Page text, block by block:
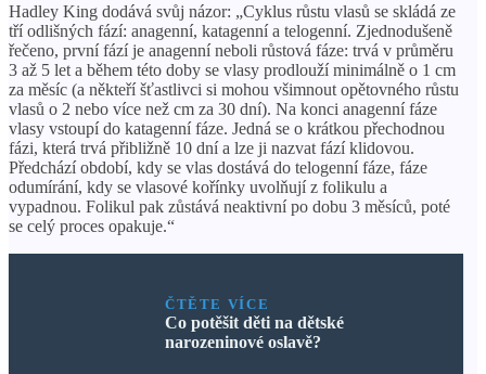
Hadley King dodává svůj názor: „Cyklus růstu vlasů se skládá ze
tří odlišných fází: anagenní, katagenní a telogenní. Zjednodušeně
řečeno, první fází je anagenní neboli růstová fáze: trvá v průměru
3 až 5 let a během této doby se vlasy prodlouží minimálně o 1 cm
za měsíc (a někteří šťastlivci si mohou všimnout opětovného růstu
vlasů o 2 nebo více než cm za 30 dní). Na konci anagenní fáze
vlasy vstoupí do katagenní fáze. Jedná se o krátkou přechodnou
fázi, která trvá přibližně 10 dní a lze ji nazvat fází klidovou.
Předchází období, kdy se vlas dostává do telogenní fáze, fáze
odumírání, kdy se vlasové kořínky uvolňují z folikulu a
vypadnou. Folikul pak zůstává neaktivní po dobu 3 měsíců, poté
se celý proces opakuje.“
ČTĚTE VÍCE
Co potěšit děti na dětské
narozeninové oslavě?